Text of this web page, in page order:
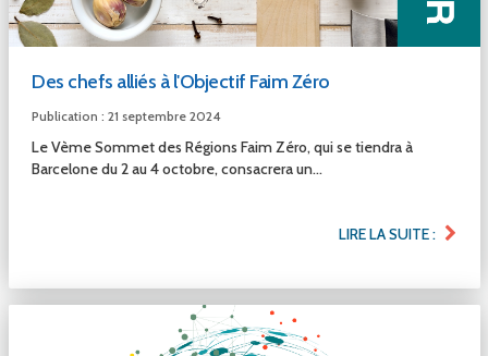
Des chefs alliés à l'Objectif Faim Zéro
Publication : 21 septembre 2024
Le Vème Sommet des Régions Faim Zéro, qui se tiendra à
Barcelone du 2 au 4 octobre, consacrera un...
LIRE LA SUITE :